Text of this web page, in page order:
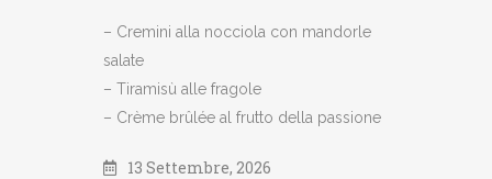
– Cremini alla nocciola con mandorle
salate
– Tiramisù alle fragole
– Crème brûlée al frutto della passione
13 Settembre, 2026